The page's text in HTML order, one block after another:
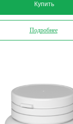
Купить
Подробнее